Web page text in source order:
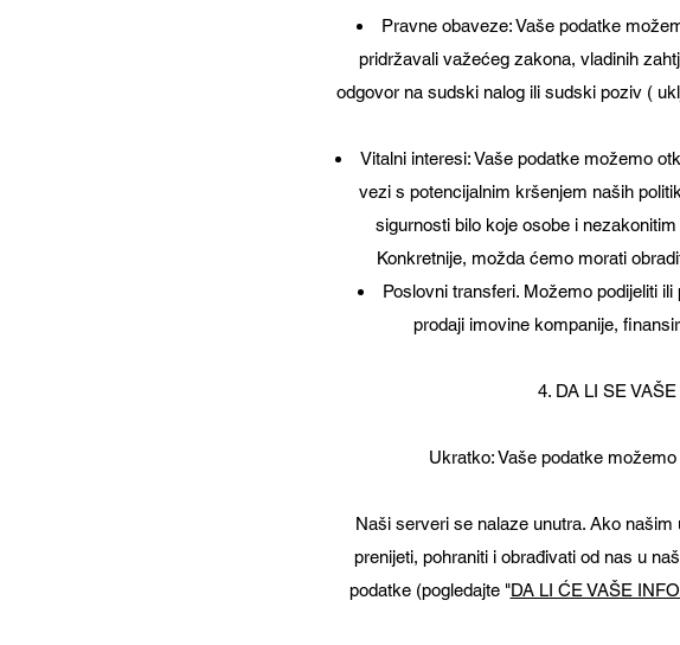
Pravne obaveze: Vaše podatke
pridržavali važećeg zakona, vladinih
odgovor na sudski nalog ili sudski poziv (
Vitalni interesi: Vaše podatke možemo
vezi s potencijalnim kršenjem naših
sigurnosti bilo koje osobe i
Konkretnije, možda ćemo morati
Poslovni transferi. Možemo podijeliti
prodaji imovine kompanije,
4. DA LI SE
Ukratko: Vaše podatke
Naši serveri se nalaze unutra. Ako
prenijeti, pohraniti i obrađivati od nas u
podatke (pogledajte "DA LI ĆE VAŠE